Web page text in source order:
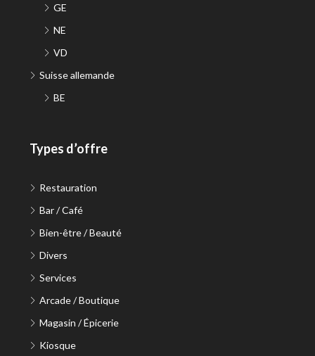
GE
NE
VD
Suisse allemande
BE
Types d’offre
Restauration
Bar / Café
Bien-être / Beauté
Divers
Services
Arcade / Boutique
Magasin / Épicerie
Kiosque